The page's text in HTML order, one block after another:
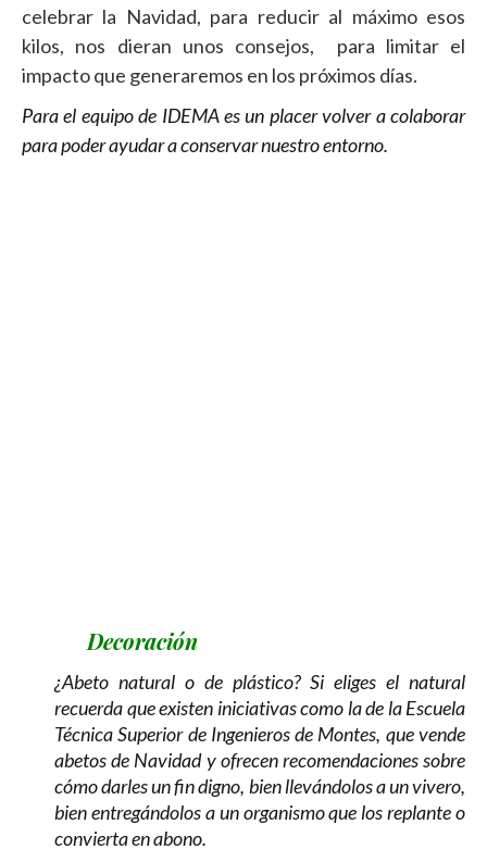
celebrar la Navidad, para reducir al máximo esos
kilos, nos dieran unos consejos, para limitar el
impacto que generaremos en los próximos días.
Para el equipo de IDEMA es un placer volver a colaborar
para poder ayudar a conservar nuestro entorno.
Decoración
¿Abeto natural o de plástico? Si eliges el natural
recuerda que existen iniciativas como la de la Escuela
Técnica Superior de Ingenieros de Montes, que vende
abetos de Navidad y ofrecen recomendaciones sobre
cómo darles un fin digno, bien llevándolos a un vivero,
bien entregándolos a un organismo que los replante o
convierta en abono.